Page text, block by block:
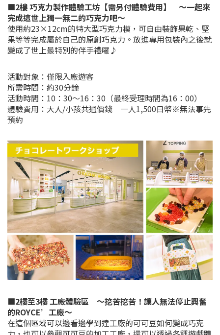
■2樓 巧克力製作體驗工坊【需另付體驗費用】 ～一起來
完成這世上獨一無二的巧克力吧～
使用約23×12cm的特大型巧克力模，可自由裝飾果乾、堅
果等等完成屬於自己的原創巧克力。放進專用包裝內之後就
變成了世上最特別的伴手禮囉♪
活動對象：僅限入廠遊客
所需時間：約30分鐘
活動時間：10：30～16：30（最終受理時間為16：00）
體驗費用：大人/小孩共通價錢 一人1,500日幣※無法事先
預約
■2樓至3樓 工廠體驗區 ～挖苦挖苦！讓人無法停止興奮
的ROYCE’工廠～
在這個區域可以邊看邊學到達工廠的可可豆如何變成巧克